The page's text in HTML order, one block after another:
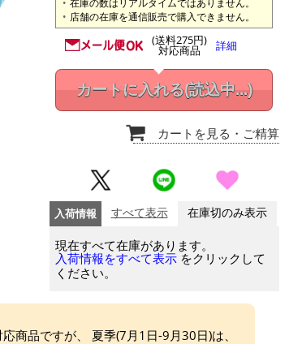
在庫の数はリアルタイムではありません。
店舗の在庫を通信販売で購入できません。
(送料275円)
対応商品 詳細
カートに入れる(読込中...)
カートを見る ・ご精算
入荷情報 すべて表示 在庫切のみ表示
現在すべて在庫があります。
入荷情報をすべて表示 をクリックして
ください。
応商品ですが、 夏季(7月1日-9月30日)は、